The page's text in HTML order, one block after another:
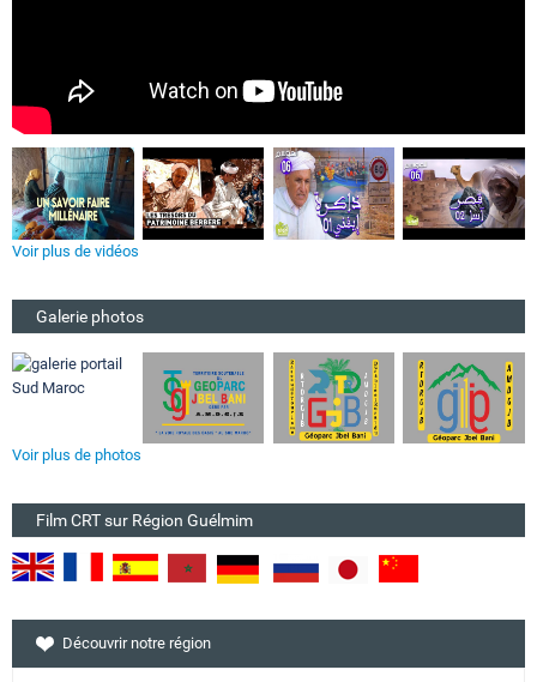
Voir plus de vidéos
Galerie photos
Voir plus de photos
Film CRT sur Région Guélmim
Découvrir notre région